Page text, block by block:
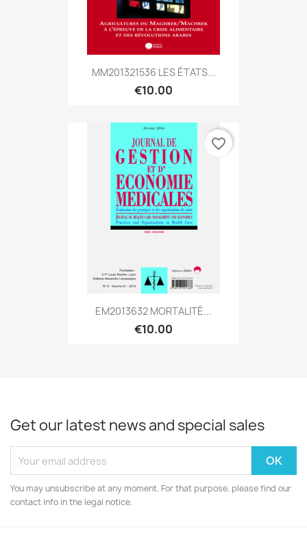
MM201321536 LES ÉTATS...
€10.00
EM2013632 MORTALITÉ...
€10.00
favorite_border
Get our latest news and special sales
You may unsubscribe at any moment. For that purpose, please find our
contact info in the legal notice.